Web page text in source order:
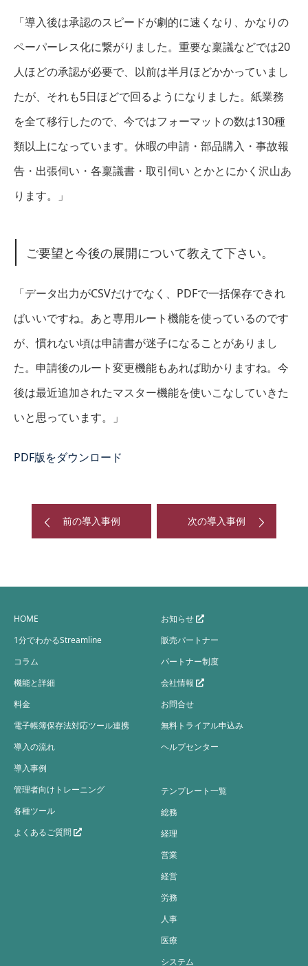
「導入後は承認のスピードが劇的に速くなり、かなりの
ペーパーレス化に繋がりました。重要な稟議などでは20
人ほどの承認が必要で、以前は半月ほどかかっていまし
たが、それも5日ほどで回るようになりました。紙業務
を全て移行したので、今ではフォーマットの数は130種
類以上になっています。休暇の申請・部品購入・事故報
告・出張伺い・各稟議書・取引伺い とかとにかく沢山あ
ります。」
ご要望と今後の展開について教えて下さい。
「データ出力がCSVだけでなく、PDFで一括保存できれ
ばいいですね。あと専用ルート機能を使っているのです
が、慣れない頃は申請書が迷子になることがありまし
た。申請後のルート変更機能もあれば助かりますね。今
後は最近追加されたマスター機能を使いこなしていきた
いと思っています。」
PDF版をダウンロード
前の導入事例 次の導入事例
HOME
1分でわかるStreamline
コラム
機能と詳細
料金
電子帳簿保存法対応ツール連携
導入の流れ
導入事例
管理者向けトレーニング
各種ツール
よくあるご質問
お知らせ
販売パートナー
パートナー制度
会社情報
お問合せ
無料トライアル申込み
ヘルプセンター
テンプレート一覧
総務
経理
営業
経営
労務
人事
医療
システム